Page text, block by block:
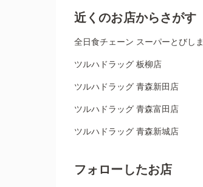
近くのお店からさがす
全日食チェーン スーパーとびしま
ツルハドラッグ 板柳店
ツルハドラッグ 青森新田店
ツルハドラッグ 青森富田店
ツルハドラッグ 青森新城店
フォローしたお店